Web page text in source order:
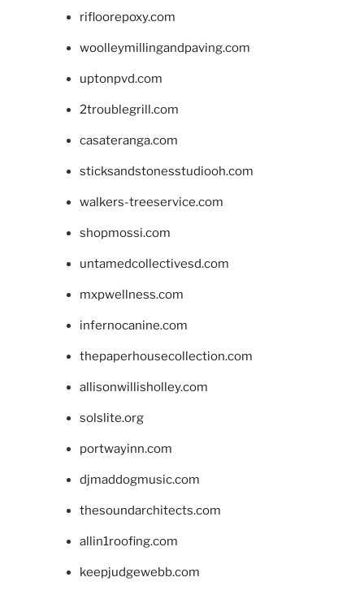
rifloorepoxy.com
woolleymillingandpaving.com
uptonpvd.com
2troublegrill.com
casateranga.com
sticksandstonesstudiooh.com
walkers-treeservice.com
shopmossi.com
untamedcollectivesd.com
mxpwellness.com
infernocanine.com
thepaperhousecollection.com
allisonwillisholley.com
solslite.org
portwayinn.com
djmaddogmusic.com
thesoundarchitects.com
allin1roofing.com
keepjudgewebb.com